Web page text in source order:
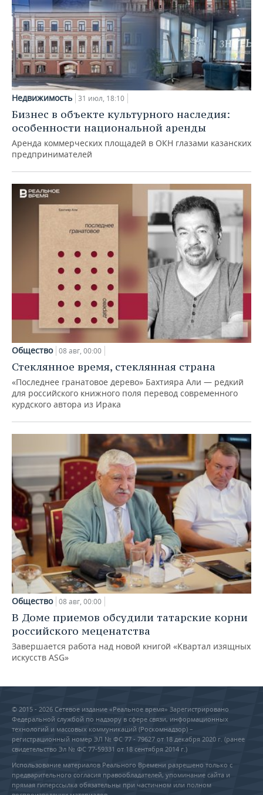
Недвижимость 31 июл, 18:10
Бизнес в объекте культурного наследия:
особенности национальной аренды
Аренда коммерческих площадей в ОКН глазами казанских
предпринимателей
Общество 08 авг, 00:00
Стеклянное время, стеклянная страна
«Последнее гранатовое дерево» Бахтияра Али — редкий
для российского книжного поля перевод современного
курдского автора из Ирака
Общество 08 авг, 00:00
В Доме приемов обсудили татарские корни
российского меценатства
Завершается работа над новой книгой «Квартал изящных
искусств ASG»
© 2015 - 2026 Сетевое издание «Реальное время» Зарегистрировано
Федеральной службой по надзору в сфере связи, информационных
технологий и массовых коммуникаций (Роскомнадзор) –
регистрационный номер ЭЛ № ФС 77 - 79627 от 18 декабря 2020 г. (ранее
свидетельство Эл № ФС 77-59331 от 18 сентября 2014 г.)
Использование материалов Реального Времени разрешено только с
предварительного согласия правообладателей, упоминание сайта и
прямая гиперссылка обязательны при частичном или полном